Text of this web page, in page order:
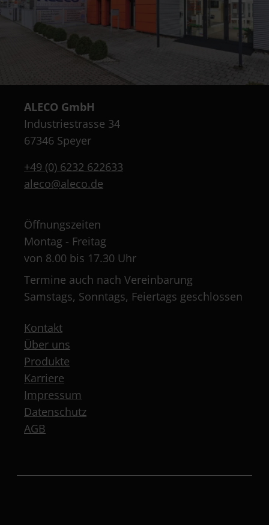
ALECO GmbH
Industriestrasse 34
67346 Speyer
+49 (0) 6232 622633
aleco@aleco.de
Öffnungszeiten
Montag - Freitag
von 8.00 bis 17.30 Uhr
Termine auch nach Vereinbarung
Samstags, Sonntags, Feiertags geschlossen
Kontakt
Über uns
Produkte
Karriere
Impressum
Datenschutz
AGB